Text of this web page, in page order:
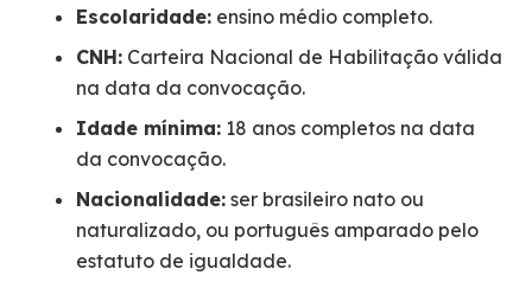
Escolaridade: ensino médio completo.
CNH: Carteira Nacional de Habilitação válida
na data da convocação.
Idade mínima: 18 anos completos na data
da convocação.
Nacionalidade: ser brasileiro nato ou
naturalizado, ou português amparado pelo
estatuto de igualdade.